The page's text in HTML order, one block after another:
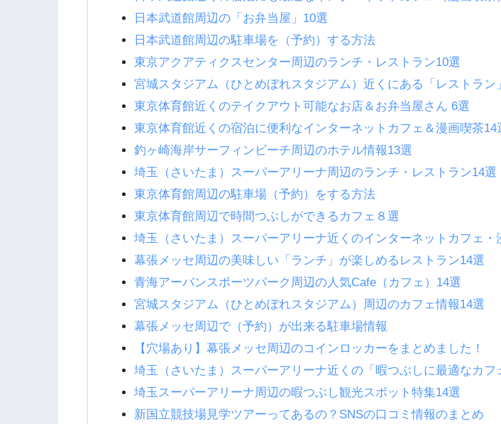
日本武道館周辺の「お弁当屋」10選
日本武道館周辺の駐車場を（予約）する方法
東京アクアティクスセンター周辺のランチ・レストラン10選
宮城スタジアム（ひとめぼれスタジアム）近くにある「レストラン
東京体育館近くのテイクアウト可能なお店＆お弁当屋さん 6選
東京体育館近くの宿泊に便利なインターネットカフェ＆漫画喫茶14
釣ヶ崎海岸サーフィンビーチ周辺のホテル情報13選
埼玉（さいたま）スーパーアリーナ周辺のランチ・レストラン14選
東京体育館周辺の駐車場（予約）をする方法
東京体育館周辺で時間つぶしができるカフェ８選
埼玉（さいたま）スーパーアリーナ近くのインターネットカフェ・
幕張メッセ周辺の美味しい「ランチ」が楽しめるレストラン14選
青海アーバンスポーツパーク周辺の人気Cafe（カフェ）14選
宮城スタジアム（ひとめぼれスタジアム）周辺のカフェ情報14選
幕張メッセ周辺で（予約）が出来る駐車場情報
【穴場あり】幕張メッセ周辺のコインロッカーをまとめました！
埼玉（さいたま）スーパーアリーナ近くの「暇つぶしに最適なカフ
埼玉スーパーアリーナ周辺の暇つぶし観光スポット特集14選
新国立競技場見学ツアーってあるの？SNSの口コミ情報のまとめ